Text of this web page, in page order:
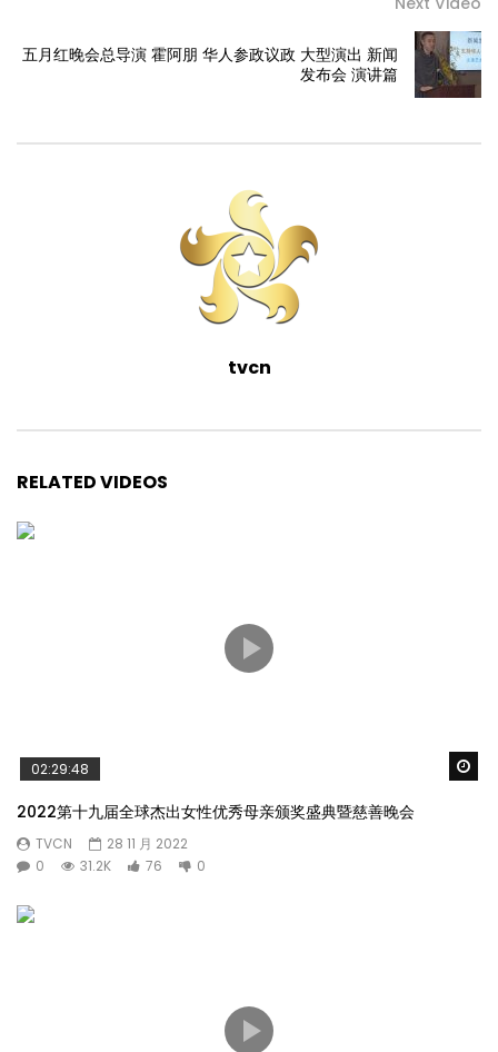
五月红晚会总导演 霍阿朋 华人参政议政 大型演出 新闻
发布会 演讲篇
tvcn
RELATED VIDEOS
02:29:48
2022第十九届全球杰出女性优秀母亲颁奖盛典暨慈善晚会
TVCN
28 11 月 2022
0
31.2K 76 0